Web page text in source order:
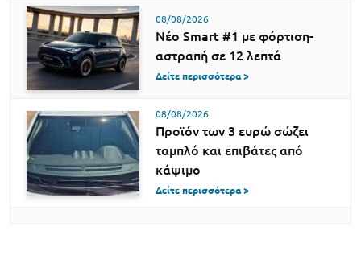
08/08/2026
Νέο Smart #1 με φόρτιση-
αστραπή σε 12 λεπτά
Δείτε περισσότερα >
08/08/2026
Προϊόν των 3 ευρώ σώζει
ταμπλό και επιβάτες από
κάψιμο
Δείτε περισσότερα >